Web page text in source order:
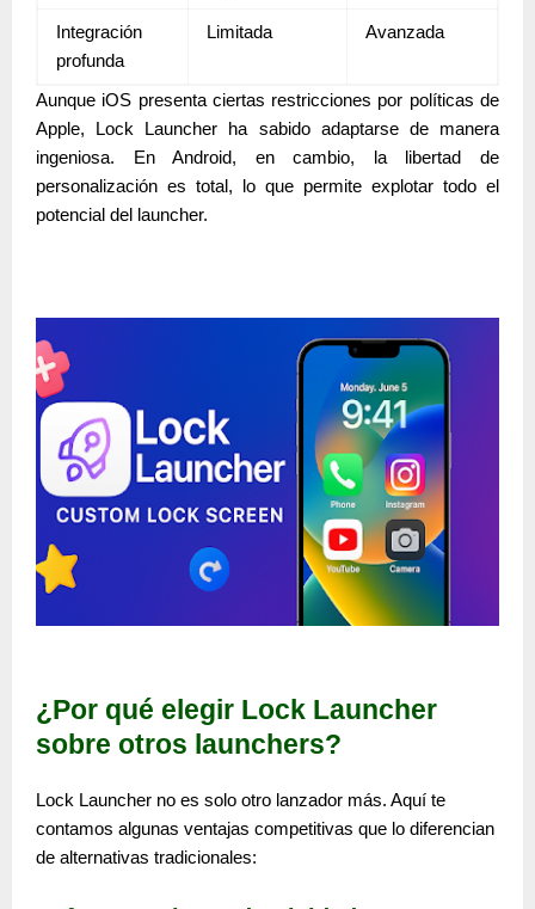
Integración
profunda
Limitada Avanzada
Aunque iOS presenta ciertas restricciones por políticas de
Apple, Lock Launcher ha sabido adaptarse de manera
ingeniosa. En Android, en cambio, la libertad de
personalización es total, lo que permite explotar todo el
potencial del launcher.
¿Por qué elegir Lock Launcher
sobre otros launchers?
Lock Launcher no es solo otro lanzador más. Aquí te
contamos algunas ventajas competitivas que lo diferencian
de alternativas tradicionales: